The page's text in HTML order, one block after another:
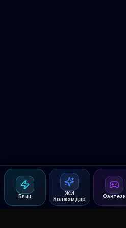
Блиц
ЖИ
Болжамдар
Фэнтези